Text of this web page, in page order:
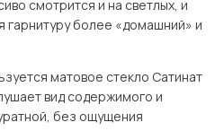
смотрится и на светлых, и
гарнитуру более «домашний» и
матовое стекло Сатинат
вид содержимого и
без ощущения